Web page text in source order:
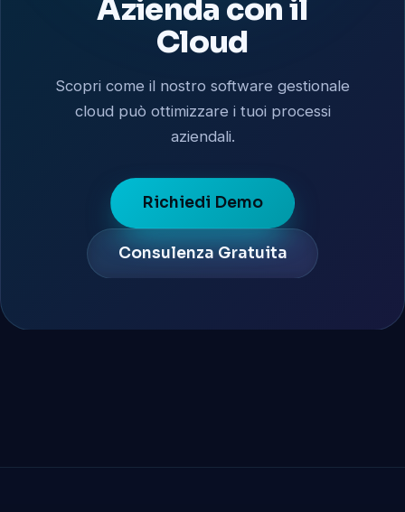
Azienda con il
Cloud
Scopri come il nostro software gestionale
cloud può ottimizzare i tuoi processi
aziendali.
Richiedi Demo
Consulenza Gratuita